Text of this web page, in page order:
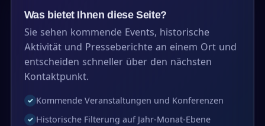
Was bietet Ihnen diese Seite?
Sie sehen kommende Events, historische
Aktivität und Presseberichte an einem Ort und
entscheiden schneller über den nächsten
Kontaktpunkt.
✓ Kommende Veranstaltungen und Konferenzen
✓ Historische Filterung auf Jahr-Monat-Ebene